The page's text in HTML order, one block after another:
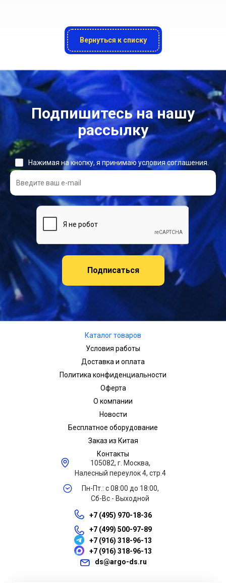
Вернуться к списку
Подпишитесь на нашу
рассылку
Подписаться
Нажимая на кнопку, я принимаю условия соглашения.
Каталог товаров
Условия работы
Доставка и оплата
Политика конфиденциальности
Оферта
О компании
Новости
Бесплатное оборудование
Заказ из Китая
Контакты
105082, г. Москва,
Налесный переулок 4, стр.4
Пн-Пт.: с 08:00 до 18:00,
Сб-Вс - Выходной
+7 (495) 970-18-36
+7 (499) 500-97-89
+7 (916) 318-96-13
+7 (916) 318-96-13
ds@argo-ds.ru